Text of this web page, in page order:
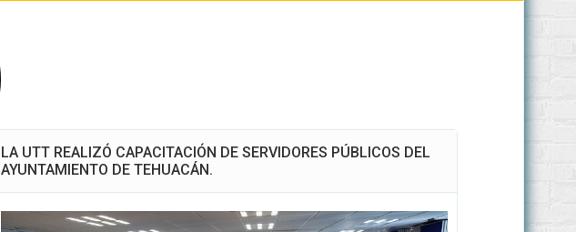
LA UTT REALIZÓ CAPACITACIÓN DE SERVIDORES PÚBLICOS DEL
AYUNTAMIENTO DE TEHUACÁN.